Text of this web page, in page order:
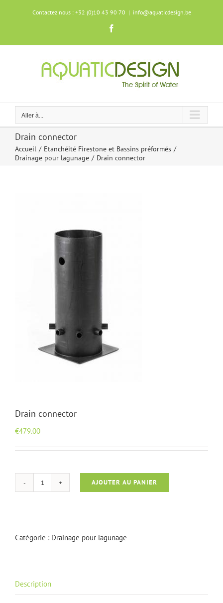
Contactez nous : +32 (0)10 43 90 70 | info@aquaticdesign.be
Aller à...
Drain connector
Accueil
Etanchéité Firestone et Bassins préformés
Drainage pour lagunage
Drain connector
Drain connector
€479.00
quantité
AJOUTER AU PANIER
Catégorie : Drainage pour lagunage
Description